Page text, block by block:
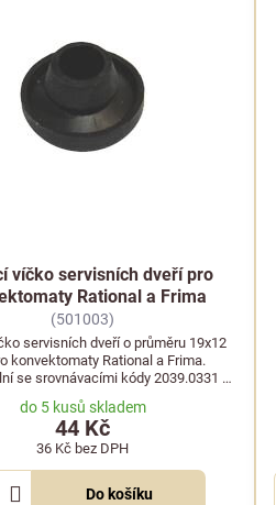
víčko servisních dveří pro
Rational a Frima
(501003)
servisních dveří o průměru 19x12
konvektomaty Rational a Frima.
se srovnávacími kódy 2039.0331 a
LF: 7150218.
do 5 kusů skladem
44 Kč
36 Kč bez DPH
Do košíku